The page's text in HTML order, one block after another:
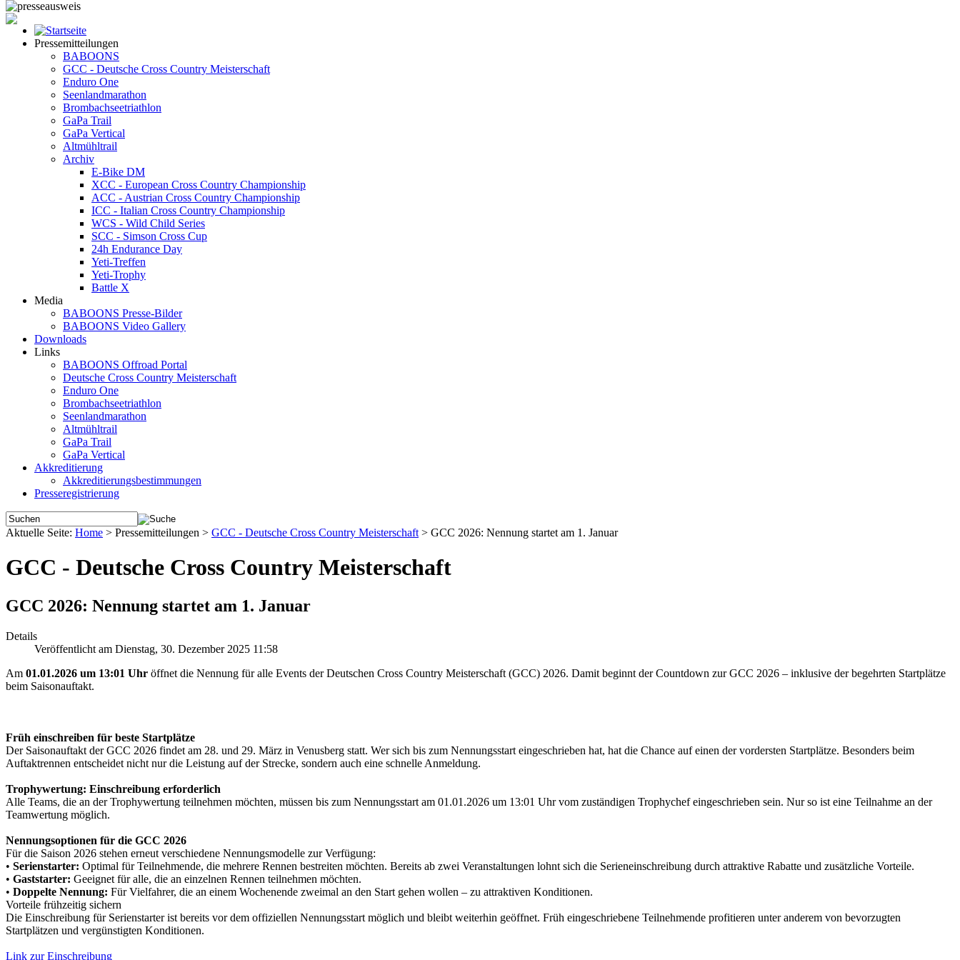
Pressemitteilungen
BABOONS
GCC - Deutsche Cross Country Meisterschaft
Enduro One
Seenlandmarathon
Brombachseetriathlon
GaPa Trail
GaPa Vertical
Altmühltrail
Archiv
E-Bike DM
XCC - European Cross Country Championship
ACC - Austrian Cross Country Championship
ICC - Italian Cross Country Championship
WCS - Wild Child Series
SCC - Simson Cross Cup
24h Endurance Day
Yeti-Treffen
Yeti-Trophy
Battle X
Media
BABOONS Presse-Bilder
BABOONS Video Gallery
Downloads
Links
BABOONS Offroad Portal
Deutsche Cross Country Meisterschaft
Enduro One
Brombachseetriathlon
Seenlandmarathon
Altmühltrail
GaPa Trail
GaPa Vertical
Akkreditierung
Akkreditierungsbestimmungen
Presseregistrierung
Aktuelle Seite: Home > Pressemitteilungen > GCC - Deutsche Cross Country Meisterschaft > GCC 2026: Nennung startet am 1. Januar
GCC - Deutsche Cross Country Meisterschaft
GCC 2026: Nennung startet am 1. Januar
Details
Veröffentlicht am Dienstag, 30. Dezember 2025 11:58
Am 01.01.2026 um 13:01 Uhr öffnet die Nennung für alle Events der Deutschen Cross Country Meisterschaft (GCC) 2026. Damit beginnt der Countdown zur GCC 2026 – inklusive der begehrten Startplätze
beim Saisonauftakt.
Früh einschreiben für beste Startplätze
Der Saisonauftakt der GCC 2026 findet am 28. und 29. März in Venusberg statt. Wer sich bis zum Nennungsstart eingeschrieben hat, hat die Chance auf einen der vordersten Startplätze. Besonders beim
Auftaktrennen entscheidet nicht nur die Leistung auf der Strecke, sondern auch eine schnelle Anmeldung.
Trophywertung: Einschreibung erforderlich
Alle Teams, die an der Trophywertung teilnehmen möchten, müssen bis zum Nennungsstart am 01.01.2026 um 13:01 Uhr vom zuständigen Trophychef eingeschrieben sein. Nur so ist eine Teilnahme an der
Teamwertung möglich.
Nennungsoptionen für die GCC 2026
Für die Saison 2026 stehen erneut verschiedene Nennungsmodelle zur Verfügung:
• Serienstarter: Optimal für Teilnehmende, die mehrere Rennen bestreiten möchten. Bereits ab zwei Veranstaltungen lohnt sich die Serieneinschreibung durch attraktive Rabatte und zusätzliche Vorteile.
• Gaststarter: Geeignet für alle, die an einzelnen Rennen teilnehmen möchten.
• Doppelte Nennung: Für Vielfahrer, die an einem Wochenende zweimal an den Start gehen wollen – zu attraktiven Konditionen.
Vorteile frühzeitig sichern
Die Einschreibung für Serienstarter ist bereits vor dem offiziellen Nennungsstart möglich und bleibt weiterhin geöffnet. Früh eingeschriebene Teilnehmende profitieren unter anderem von bevorzugten
Startplätzen und vergünstigten Konditionen.
Link zur Einschreibung